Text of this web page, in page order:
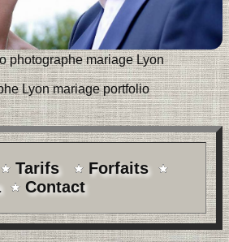
photographe mariage Lyon
Lyon mariage portfolio
Tarifs
Forfaits
Contact